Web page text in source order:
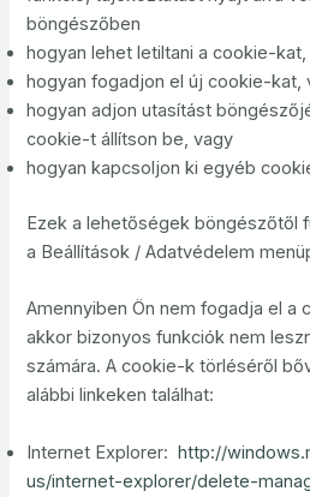
böngészőben
hogyan lehet letiltani a cookie-kat,
hogyan fogadjon el új cookie-kat,
hogyan adjon utasítást
cookie-t állítson be, vagy
hogyan kapcsoljon ki egyéb
Ezek a lehetőségek böngészőtől
a Beállítások / Adatvédelem
Amennyiben Ön nem fogadja el a
akkor bizonyos funkciók nem
számára. A cookie-k törléséről
alábbi linkeken találhat:
Internet Explorer:http://
us/internet-explorer/delete-